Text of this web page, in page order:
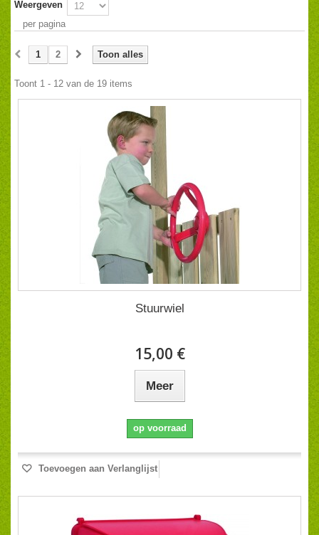
Weergeven
per pagina
Toon alles
1 2
Toont 1 - 12 van de 19 items
Stuurwiel
15,00 €
Meer
op voorraad
Toevoegen aan Verlanglijst